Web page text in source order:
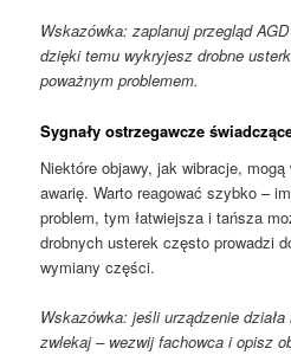
Wskazówka: zaplanuj przegląd
dzięki temu wykryjesz drobne
poważnym problemem.
Sygnały ostrzegawcze
Niektóre objawy, jak wibracje,
awarię. Warto reagować szybko –
problem, tym łatwiejsza i tańsza
drobnych usterek często prowadzi
wymiany części.
Wskazówka: jeśli urządzenie
zwlekaj – wezwij fachowca i opisz